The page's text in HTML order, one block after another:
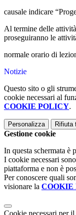
causale indicare
Al termine delle
proseguiranno le
normale orario di
Notizie
Questo sito o gli
cookie necessari al
COOKIE POLICY.
Personalizza Rifiuta
Gestione cookie
In questa schermata è
I cookie necessari
piattaforma e non è
Per conoscere quali
visionare la COOKIE